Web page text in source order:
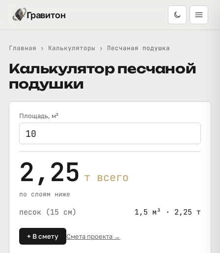
Гравитон
Главная › Калькуляторы › Песчаная подушка
Калькулятор песчаной
подушки
Площадь, м²
2,25 т всего
по слоям ниже
песок (15 см) 1,5 м³ · 2,25 т
+ В смету Смета проекта →